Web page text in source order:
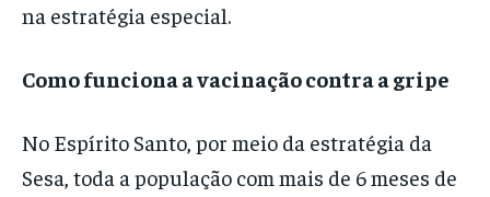
na estratégia especial.
Como funciona a vacinação contra a gripe
No Espírito Santo, por meio da estratégia da
Sesa, toda a população com mais de 6 meses de